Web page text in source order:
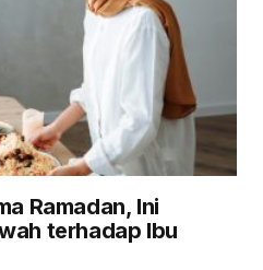
Ramadan, Ini
terhadap Ibu